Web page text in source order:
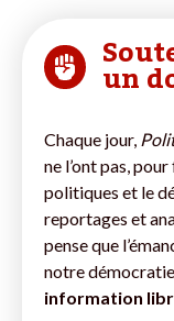
un
Chaque jour,
ne l’ont pas,
politiques et le
reportages et
pense que
notre
information